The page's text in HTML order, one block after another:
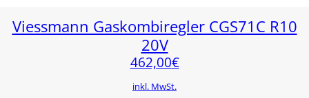
Viessmann Gaskombiregler CGS71C R10
20V
462,00€
inkl. MwSt.